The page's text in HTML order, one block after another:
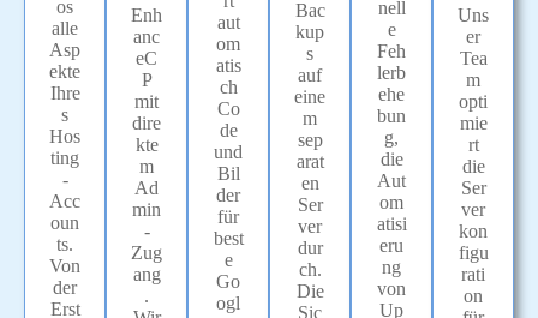
os
alle
Asp
ekte
Ihre
s
Hos
ting
-
Acc
oun
ts.
Von
der
Erst
Enh
anc
eC
P
mit
dire
kte
m
Ad
min
-
Zug
ang
.
aut
om
atis
ch
Co
de
und
Bil
der
für
best
e
Go
ogl
Bac
kup
s
auf
eine
m
sep
arat
en
Ser
ver
dur
ch.
Die
Sic
nell
e
Feh
lerb
ehe
bun
g,
die
Aut
om
atisi
eru
ng
von
Up
Uns
er
Tea
m
opti
mie
rt
die
Ser
ver
kon
figu
rati
on